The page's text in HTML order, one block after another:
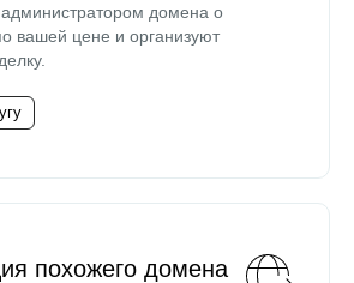
домена о
вашей цене и организуют
похожего домена